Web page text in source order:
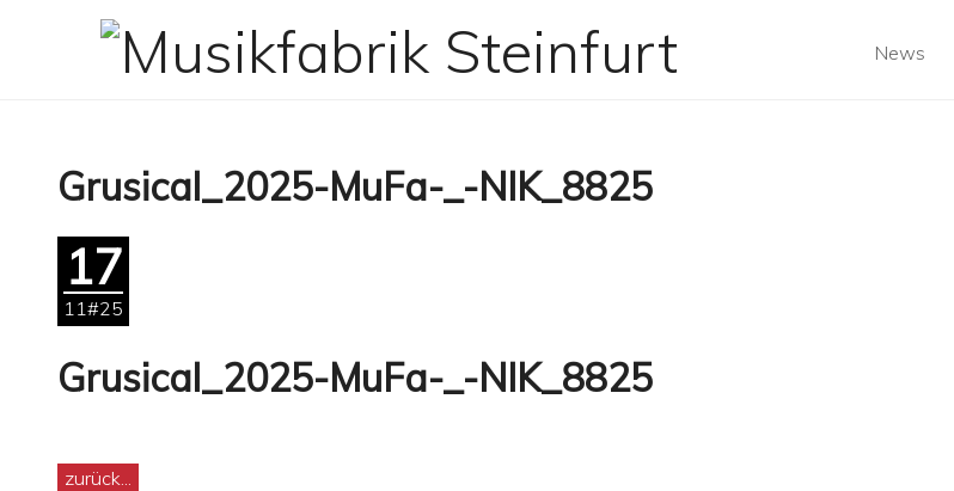
News
Grusical_2025-MuFa-_-NIK_8825
17
11#25
Grusical_2025-MuFa-_-NIK_8825
zurück...